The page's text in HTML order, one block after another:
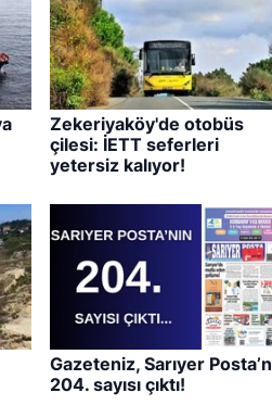
Zekeriyaköy'de otobüs
çilesi: İETT seferleri
yetersiz kalıyor!
Gazeteniz, Sarıyer
204. sayısı çıktı!